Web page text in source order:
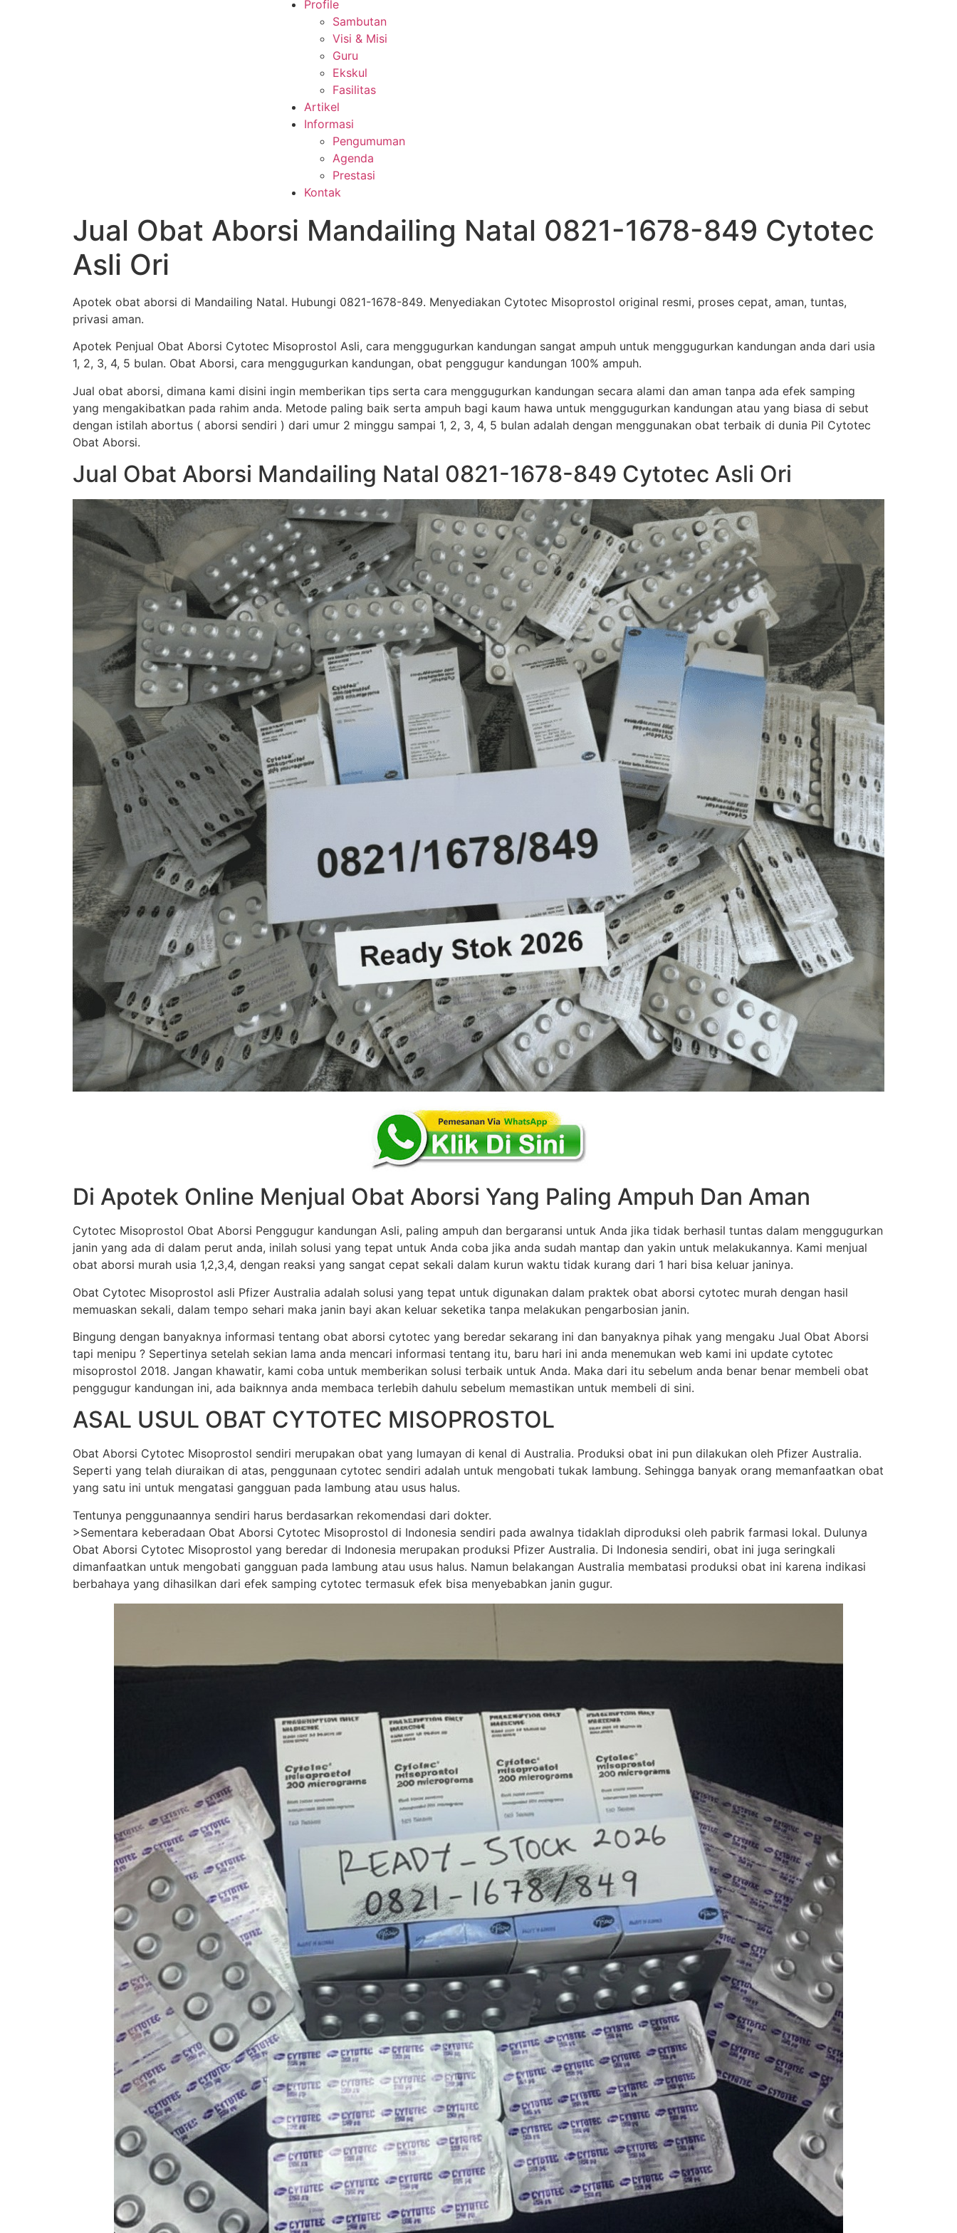
Profile
Sambutan
Visi & Misi
Guru
Ekskul
Fasilitas
Artikel
Informasi
Pengumuman
Agenda
Prestasi
Kontak
Jual Obat Aborsi Mandailing Natal 0821-1678-849 Cytotec
Asli Ori
Apotek obat aborsi di Mandailing Natal. Hubungi 0821-1678-849. Menyediakan Cytotec Misoprostol original resmi, proses cepat, aman, tuntas,
privasi aman.
Apotek Penjual Obat Aborsi Cytotec Misoprostol Asli, cara menggugurkan kandungan sangat ampuh untuk menggugurkan kandungan anda dari usia
1, 2, 3, 4, 5 bulan. Obat Aborsi, cara menggugurkan kandungan, obat penggugur kandungan 100% ampuh.
Jual obat aborsi, dimana kami disini ingin memberikan tips serta cara menggugurkan kandungan secara alami dan aman tanpa ada efek samping
yang mengakibatkan pada rahim anda. Metode paling baik serta ampuh bagi kaum hawa untuk menggugurkan kandungan atau yang biasa di sebut
dengan istilah abortus ( aborsi sendiri ) dari umur 2 minggu sampai 1, 2, 3, 4, 5 bulan adalah dengan menggunakan obat terbaik di dunia Pil Cytotec
Obat Aborsi.
Jual Obat Aborsi Mandailing Natal 0821-1678-849 Cytotec Asli Ori
Di Apotek Online Menjual Obat Aborsi Yang Paling Ampuh Dan Aman
Cytotec Misoprostol Obat Aborsi Penggugur kandungan Asli, paling ampuh dan bergaransi untuk Anda jika tidak berhasil tuntas dalam menggugurkan
janin yang ada di dalam perut anda, inilah solusi yang tepat untuk Anda coba jika anda sudah mantap dan yakin untuk melakukannya. Kami menjual
obat aborsi murah usia 1,2,3,4, dengan reaksi yang sangat cepat sekali dalam kurun waktu tidak kurang dari 1 hari bisa keluar janinya.
Obat Cytotec Misoprostol asli Pfizer Australia adalah solusi yang tepat untuk digunakan dalam praktek obat aborsi cytotec murah dengan hasil
memuaskan sekali, dalam tempo sehari maka janin bayi akan keluar seketika tanpa melakukan pengarbosian janin.
Bingung dengan banyaknya informasi tentang obat aborsi cytotec yang beredar sekarang ini dan banyaknya pihak yang mengaku Jual Obat Aborsi
tapi menipu ? Sepertinya setelah sekian lama anda mencari informasi tentang itu, baru hari ini anda menemukan web kami ini update cytotec
misoprostol 2018. Jangan khawatir, kami coba untuk memberikan solusi terbaik untuk Anda. Maka dari itu sebelum anda benar benar membeli obat
penggugur kandungan ini, ada baiknnya anda membaca terlebih dahulu sebelum memastikan untuk membeli di sini.
ASAL USUL OBAT CYTOTEC MISOPROSTOL
Obat Aborsi Cytotec Misoprostol sendiri merupakan obat yang lumayan di kenal di Australia. Produksi obat ini pun dilakukan oleh Pfizer Australia.
Seperti yang telah diuraikan di atas, penggunaan cytotec sendiri adalah untuk mengobati tukak lambung. Sehingga banyak orang memanfaatkan obat
yang satu ini untuk mengatasi gangguan pada lambung atau usus halus.
Tentunya penggunaannya sendiri harus berdasarkan rekomendasi dari dokter.
>Sementara keberadaan Obat Aborsi Cytotec Misoprostol di Indonesia sendiri pada awalnya tidaklah diproduksi oleh pabrik farmasi lokal. Dulunya
Obat Aborsi Cytotec Misoprostol yang beredar di Indonesia merupakan produksi Pfizer Australia. Di Indonesia sendiri, obat ini juga seringkali
dimanfaatkan untuk mengobati gangguan pada lambung atau usus halus. Namun belakangan Australia membatasi produksi obat ini karena indikasi
berbahaya yang dihasilkan dari efek samping cytotec termasuk efek bisa menyebabkan janin gugur.